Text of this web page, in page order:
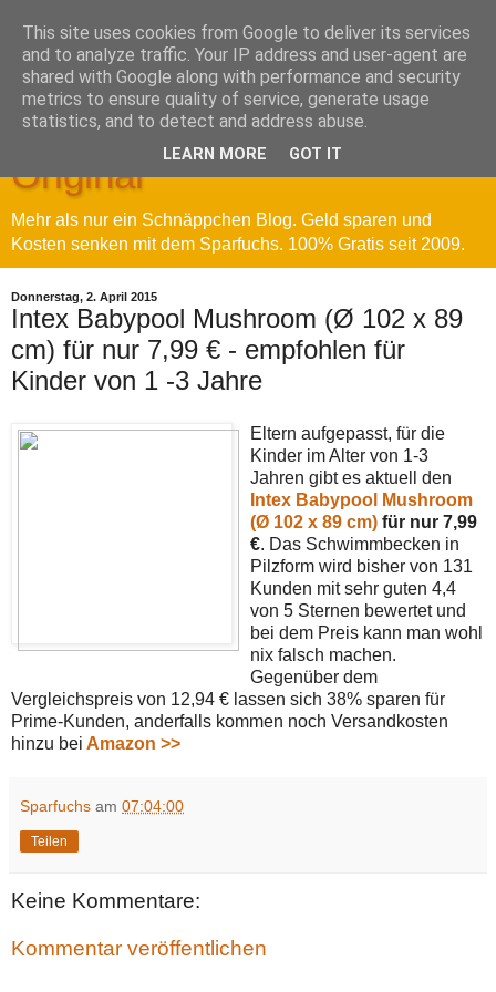
Sparfuchs' Blog - Das
Original
Mehr als nur ein Schnäppchen Blog. Geld sparen und
Kosten senken mit dem Sparfuchs. 100% Gratis seit 2009.
Donnerstag, 2. April 2015
Intex Babypool Mushroom (Ø 102 x 89
cm) für nur 7,99 € - empfohlen für
Kinder von 1 -3 Jahre
Eltern aufgepasst, für die
Kinder im Alter von 1-3
Jahren gibt es aktuell den
Intex Babypool Mushroom
(Ø 102 x 89 cm)für nur 7,99
€. Das Schwimmbecken in
Pilzform wird bisher von 131
Kunden mit sehr guten 4,4
von 5 Sternen bewertet und
bei dem Preis kann man wohl
nix falsch machen.
Gegenüber dem
Vergleichspreis von 12,94 € lassen sich 38% sparen für
Prime-Kunden, anderfalls kommen noch Versandkosten
hinzu bei Amazon >>
Sparfuchs am 07:04:00
Teilen
Keine Kommentare:
Kommentar veröffentlichen
This site uses cookies from Google to deliver its services
and to analyze traffic. Your IP address and user-agent are
shared with Google along with performance and security
metrics to ensure quality of service, generate usage
statistics, and to detect and address abuse.
LEARN MORE GOT IT